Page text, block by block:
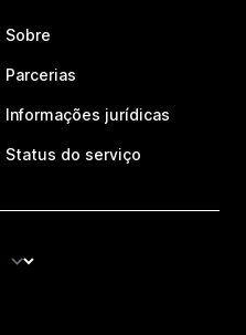
Sobre
Parcerias
Informações jurídicas
Status do serviço